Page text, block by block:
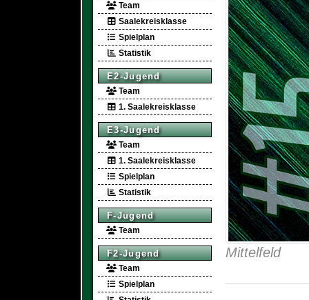
Team
Saalekreisklasse
Spielplan
Statistik
E2-Jugend
Team
1. Saalekreisklasse
E3-Jugend
Team
1. Saalekreisklasse
Spielplan
Statistik
F-Jugend
Team
F2-Jugend
Team
Spielplan
Mittelfeld